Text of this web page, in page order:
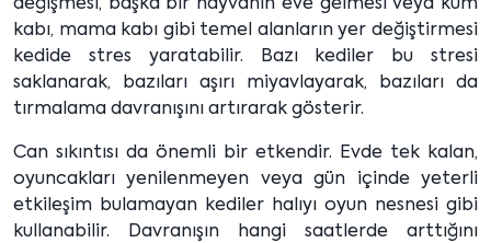
değişmesi, başka bir hayvanın eve gelmesi veya kum
kabı, mama kabı gibi temel alanların yer değiştirmesi
kedide stres yaratabilir. Bazı kediler bu stresi
saklanarak, bazıları aşırı miyavlayarak, bazıları da
tırmalama davranışını artırarak gösterir.
Can sıkıntısı da önemli bir etkendir. Evde tek kalan,
oyuncakları yenilenmeyen veya gün içinde yeterli
etkileşim bulamayan kediler halıyı oyun nesnesi gibi
kullanabilir. Davranışın hangi saatlerde arttığını